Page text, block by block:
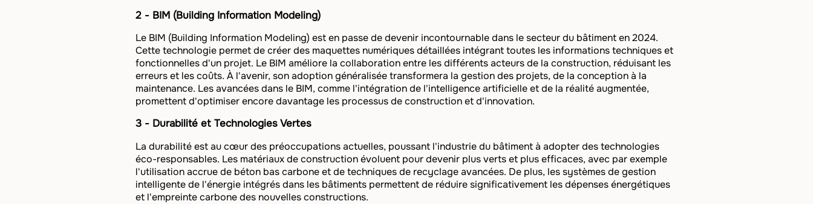
2 - BIM (Building Information Modeling)
Le BIM (Building Information Modeling) est en passe de devenir incontournable dans le secteur du bâtiment en 2024.
Cette technologie permet de créer des maquettes numériques détaillées intégrant toutes les informations techniques et
fonctionnelles d'un projet. Le BIM améliore la collaboration entre les différents acteurs de la construction, réduisant les
erreurs et les coûts. À l'avenir, son adoption généralisée transformera la gestion des projets, de la conception à la
maintenance. Les avancées dans le BIM, comme l'intégration de l'intelligence artificielle et de la réalité augmentée,
promettent d'optimiser encore davantage les processus de construction et d'innovation.
3 - Durabilité et Technologies Vertes
La durabilité est au cœur des préoccupations actuelles, poussant l'industrie du bâtiment à adopter des technologies
éco-responsables. Les matériaux de construction évoluent pour devenir plus verts et plus efficaces, avec par exemple
l'utilisation accrue de béton bas carbone et de techniques de recyclage avancées. De plus, les systèmes de gestion
intelligente de l'énergie intégrés dans les bâtiments permettent de réduire significativement les dépenses énergétiques
et l'empreinte carbone des nouvelles constructions.